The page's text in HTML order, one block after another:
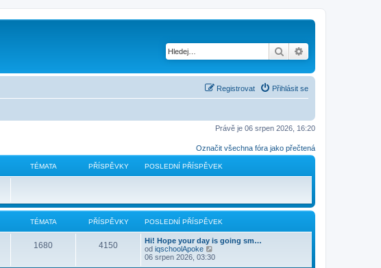
Hledat
Přihlásit se
Registrovat
Právě je 06 srpen 2026, 16:20
Označit všechna fóra jako přečtená
TÉMATA PŘÍSPĚVKY POSLEDNÍ PŘÍSPĚVEK
TÉMATA PŘÍSPĚVKY POSLEDNÍ PŘÍSPĚVEK
1680 4150
Hi! Hope your day is going sm…
od iqschoolApoke
o
06 srpen 2026, 03:30